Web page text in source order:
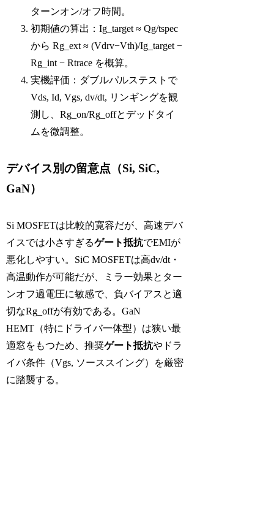
ターンオン/オフ時間。
初期値の算出：Ig_target ≈ Qg/tspec
から Rg_ext ≈ (Vdrv−Vth)/Ig_target −
Rg_int − Rtrace を概算。
実機評価：ダブルパルステストで
Vds, Id, Vgs, dv/dt, リンギングを観
測し、Rg_on/Rg_offとデッドタイ
ムを微調整。
デバイス別の留意点（Si, SiC,
GaN）
Si MOSFETは比較的寛容だが、高速デバ
イスでは小さすぎるゲート抵抗でEMIが
悪化しやすい。SiC MOSFETは高dv/dt・
高温動作が可能だが、ミラー効果とター
ンオフ過電圧に敏感で、負バイアスと適
切なRg_offが有効である。GaN
HEMT（特にドライバ一体型）は狭い最
適窓をもつため、推奨ゲート抵抗やドラ
イバ条件（Vgs, ソーススイング）を厳密
に踏襲する。